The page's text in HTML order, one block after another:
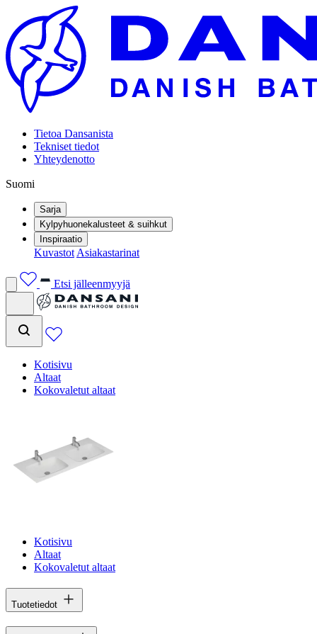
Tietoa Dansanista
Tekniset tiedot
Yhteydenotto
Suomi
Sarja
Kylpyhuonekalusteet & suihkut
Inspiraatio
Kuvastot Asiakastarinat
Etsi jälleenmyyjä
Kotisivu
Altaat
Kokovaletut altaat
Kotisivu
Altaat
Kokovaletut altaat
Tuotetiedot